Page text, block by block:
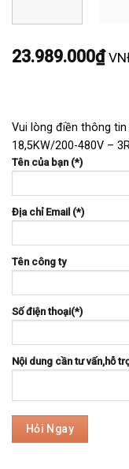
23.989.000₫
Vui lòng điền thông
18,5KW/200-480V –
Tên của bạn (*)
Địa chỉ Email (*)
Tên công ty
Số điện thoại(*)
Nội dung cần tư vấn,hỗ